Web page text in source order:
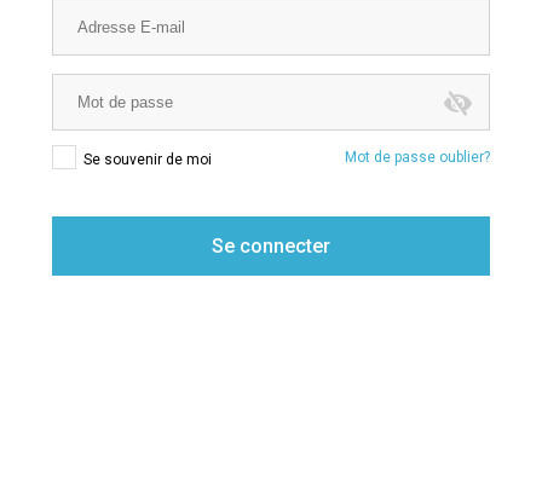
Se souvenir de moi Mot de passe oublier?
Se connecter